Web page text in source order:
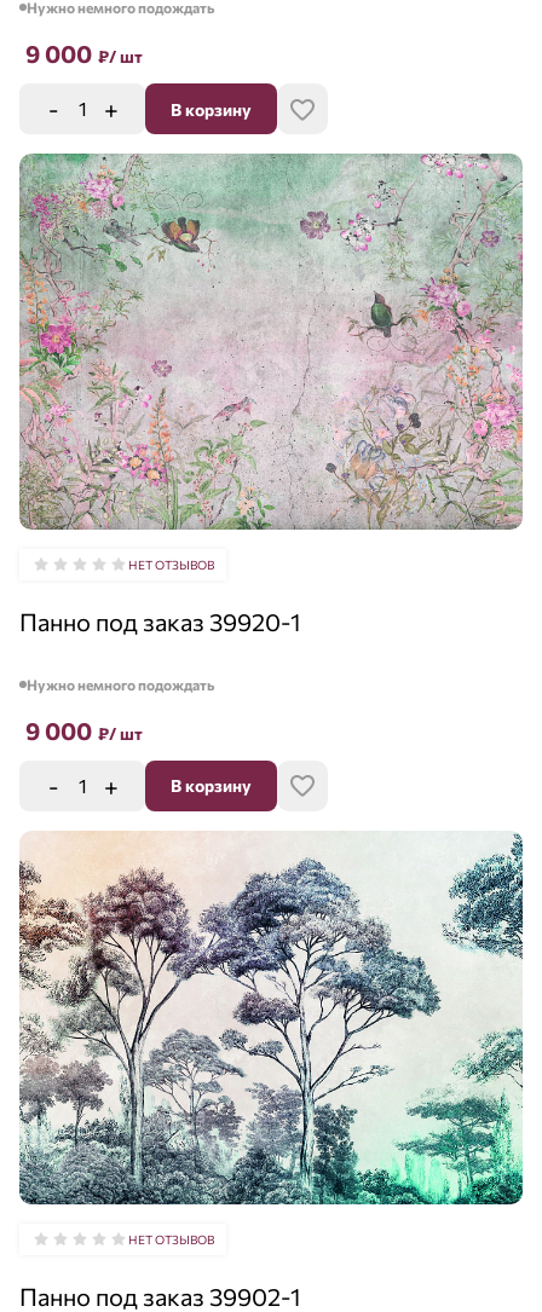
Нужно немного подождать
9 000 ₽/ шт
- + В корзину
НЕТ ОТЗЫВОВ
Панно под заказ 39920-1
Нужно немного подождать
9 000 ₽/ шт
- + В корзину
НЕТ ОТЗЫВОВ
Панно под заказ 39902-1